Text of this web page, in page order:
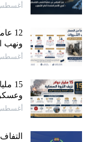
أغسطس 8,
12
ونهب
أغسطس 8,
15
أغسطس 8,